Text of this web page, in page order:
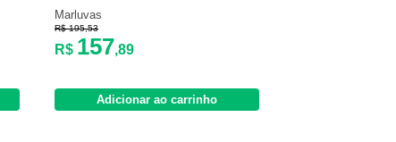
Marluvas
R$ 195,53
R$ 157,89
Adicionar ao carrinho